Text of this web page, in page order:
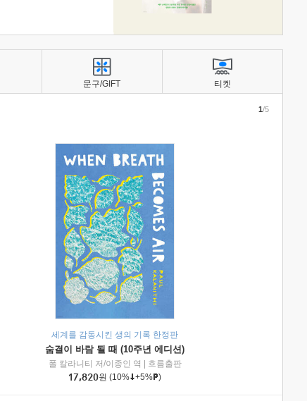
미래엔아이세움
세계를 감동시킨 생의 기록 한정판
숨결이 바람 될 때 (10주년 에디션)
폴 칼라니티 저/이종인 역
흐름출판
17,820원 (10% +5% )
1/5
문구/GIFT 티켓